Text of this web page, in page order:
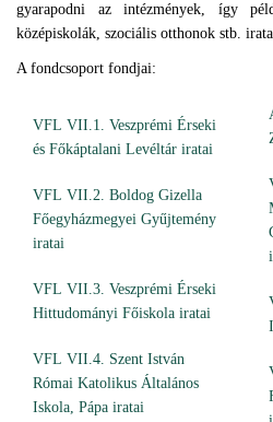
gyarapodni az intézmények, így
középiskolák, szociális otthonok stb.
A fondcsoport fondjai:
VFL VII.1. Veszprémi Érseki
és Főkáptalani Levéltár iratai
VFL VII.2. Boldog Gizella
Főegyházmegyei Gyűjtemény
iratai
VFL VII.3. Veszprémi Érseki
Hittudományi Főiskola iratai
VFL VII.4. Szent István
Római Katolikus Általános
Iskola, Pápa iratai